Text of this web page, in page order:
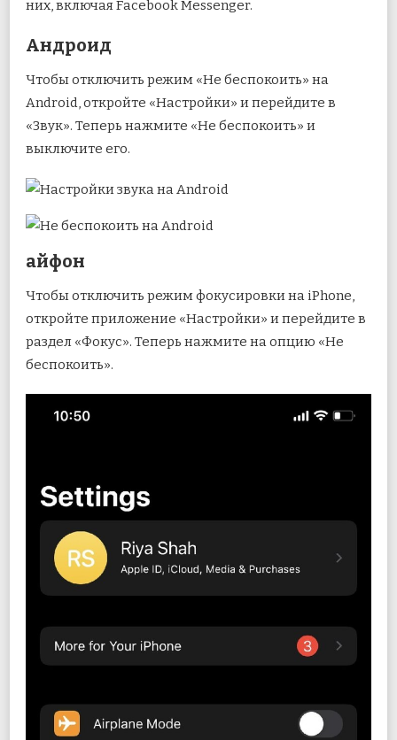
них, включая Facebook Messenger.
Андроид
Чтобы отключить режим «Не беспокоить» на
Android, откройте «Настройки» и перейдите в
«Звук». Теперь нажмите «Не беспокоить» и
выключите его.
айфон
Чтобы отключить режим фокусировки на iPhone,
откройте приложение «Настройки» и перейдите в
раздел «Фокус». Теперь нажмите на опцию «Не
беспокоить».